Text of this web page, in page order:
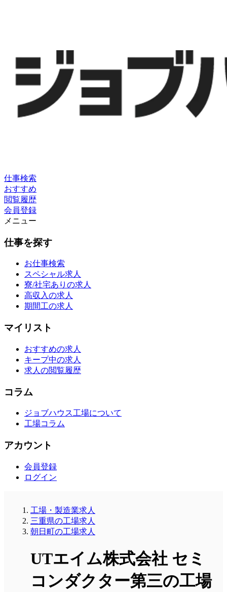
仕事検索
おすすめ
閲覧履歴
会員登録
メニュー
仕事を探す
お仕事検索
スペシャル求人
寮/社宅ありの求人
高収入の求人
期間工の求人
マイリスト
おすすめの求人
キープ中の求人
求人の閲覧履歴
コラム
ジョブハウス工場について
工場コラム
アカウント
会員登録
ログイン
工場・製造業求人
三重県の工場求人
朝日町の工場求人
UTエイム株式会社 セミ
コンダクター第三の工場